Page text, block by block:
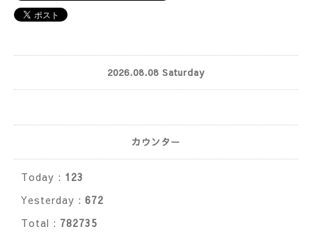
2026.08.08 Saturday
カウンター
Today : 123
Yesterday : 672
Total : 782735